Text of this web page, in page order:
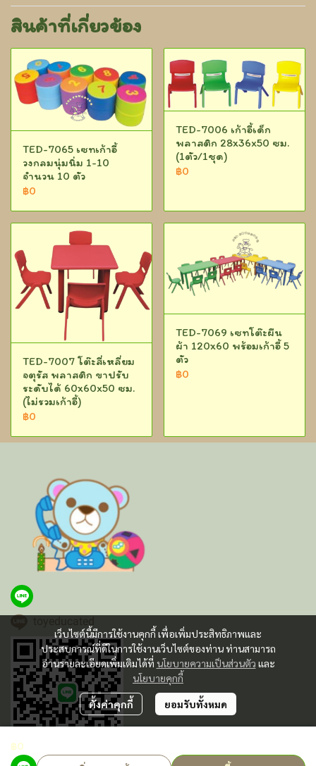
สินค้าที่เกี่ยวข้อง
TED-7065 เซทเก้าอี้
วงกลมนุ่มนิ่ม 1-10
จำนวน 10 ตัว
฿0
TED-7006 เก้าอี้เด็ก
พลาสติก 28x36x50 ซม.
(1ตัว/1ชุด)
฿0
TED-7007 โต๊ะสี่เหลี่ยม
จตุรัส พลาสติก ขาปรับ
ระดับได้ 60x60x50 ซม.
(ไม่รวมเก้าอี้)
฿0
TED-7069 เซทโต๊ะผืน
ผ้า 120x60 พร้อมเก้าอี้ 5
ตัว
฿0
฿0
เว็บไซต์นี้มีการใช้งานคุกกี้ เพื่อเพิ่มประสิทธิภาพและ
ประสบการณ์ที่ดีในการใช้งานเว็บไซต์ของท่าน ท่านสามารถ
อ่านรายละเอียดเพิ่มเติมได้ที่ นโยบายความเป็นส่วนตัว และ
นโยบายคุกกี้
ตั้งค่าคุกกี้ ยอมรับทั้งหมด